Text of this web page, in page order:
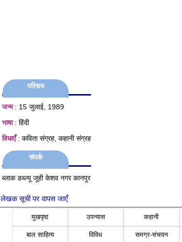
परिचय
जन्म: 15 जुलाई, 1989
भाषा: हिंदी
विधाएँ: कविता संग्रह, कहानी संग्रह
संपर्क
ब्लाक डब्ल्यू जूही केशव नगर कानपुर
लेखक सूची पर वापस जाएँ
मुखपृष्ठ उपन्यास कहानी
बाल साहित्य विविध समग्र-संचयन